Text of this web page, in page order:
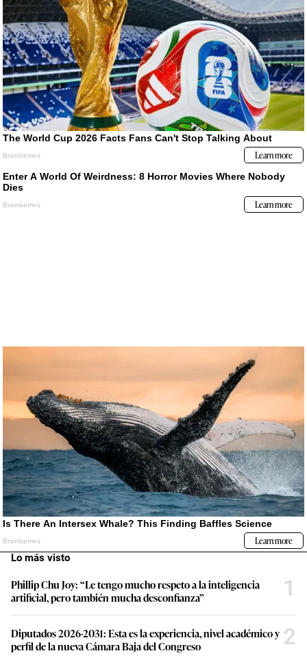
Lo más visto
Phillip Chu Joy: “Le tengo mucho respeto a la inteligencia
artificial, pero también mucha desconfianza”
1
Diputados 2026-2031: Esta es la experiencia, nivel académico y
perfil de la nueva Cámara Baja del Congreso
2